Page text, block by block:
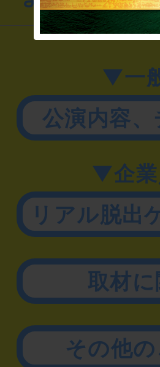
▼一
公演内容
▼企業
リアル脱出
取材
その他